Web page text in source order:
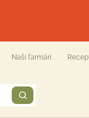
Naši farmári